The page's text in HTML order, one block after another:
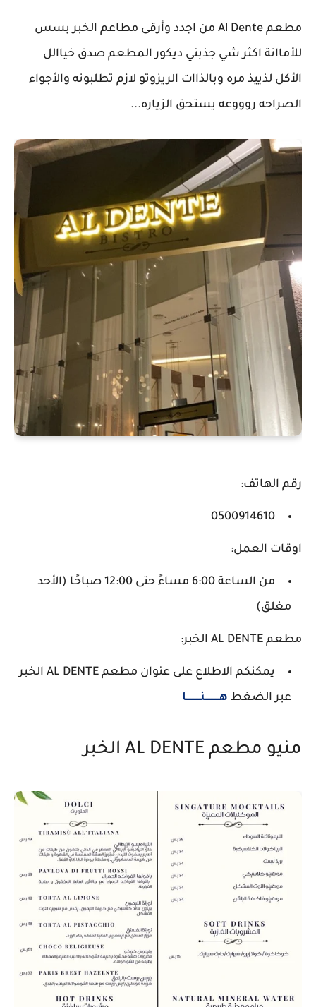
مطعم Al Dente من اجدد وأرقى مطاعم الخبر بسس
للأماانة اكثر شي جذبني ديكور المطعم صدق خياالل
الأكل لذييذ مره وبالذاات الريزوتو لازم تطلبونه والأجواء
الصراحه روووعه يستحق الزياره...
رقم الهاتف:
0500914610
اوقات العمل:
من الساعة 6:00 مساءً حتى 12:00 صباحًا (الأحد
مغلق)
مطعم AL DENTE الخبر:
يمكنكم الاطلاع على عنوان مطعم AL DENTE الخبر
عبر الضغط هــــــــــنــــــــــا
منيو مطعم AL DENTE الخبر